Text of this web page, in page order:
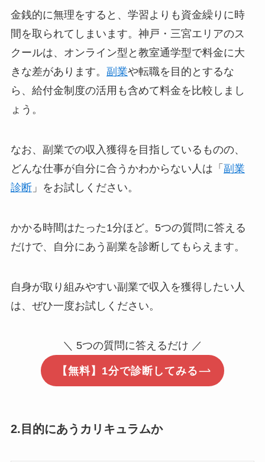
金銭的に無理をすると、学習よりも資金繰りに時
間を取られてしまいます。神戸・三宮エリアのス
クールは、オンライン型と教室通学型で料金に大
きな差があります。 副業や転職を目的とするな
ら、給付金制度の活用も含めて料金を比較しまし
ょう。
なお、副業での収入獲得を目指しているものの、
どんな仕事が自分に合うかわからない人は「 副業
診断」をお試しください。
かかる時間はたった1分ほど。5つの質問に答える
だけで、自分にあう副業を診断してもらえます。
自身が取り組みやすい副業で収入を獲得したい人
は、ぜひ一度お試しください。
＼ 5つの質問に答えるだけ ／
【無料】1分で診断してみる
2.目的にあうカリキュラムか